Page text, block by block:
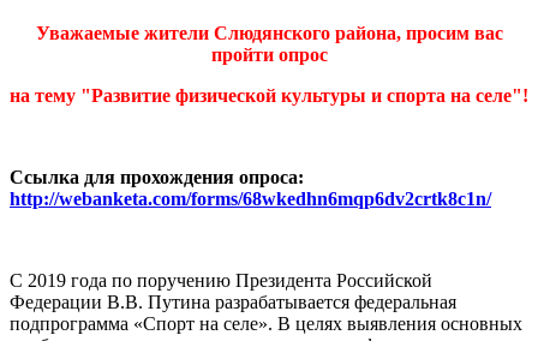
Уважаемые жители Слюдянского района, просим вас
пройти опрос
на тему "Развитие физической культуры и спорта на селе"!
Ссылка для прохождения опроса:
http://webanketa.com/forms/68wkedhn6mqp6dv2crtk8c1n/
C 2019 года по поручению Президента Российской
Федерации В.В. Путина разрабатывается федеральная
подпрограмма «Спорт на селе». В целях выявления основных